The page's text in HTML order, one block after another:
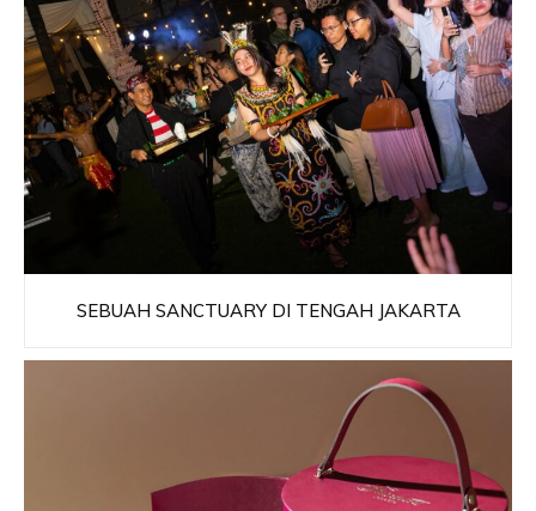
SEBUAH SANCTUARY DI TENGAH JAKARTA